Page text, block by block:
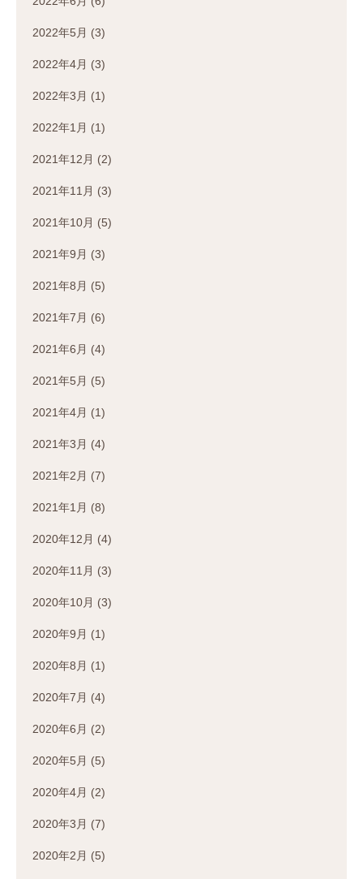
2022年5月 (3)
2022年4月 (3)
2022年3月 (1)
2022年1月 (1)
2021年12月 (2)
2021年11月 (3)
2021年10月 (5)
2021年9月 (3)
2021年8月 (5)
2021年7月 (6)
2021年6月 (4)
2021年5月 (5)
2021年4月 (1)
2021年3月 (4)
2021年2月 (7)
2021年1月 (8)
2020年12月 (4)
2020年11月 (3)
2020年10月 (3)
2020年9月 (1)
2020年8月 (1)
2020年7月 (4)
2020年6月 (2)
2020年5月 (5)
2020年4月 (2)
2020年3月 (7)
2020年2月 (5)